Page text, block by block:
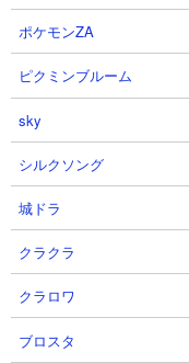
ポケモンZA
ピクミンブルーム
sky
シルクソング
城ドラ
クラクラ
クラロワ
ブロスタ